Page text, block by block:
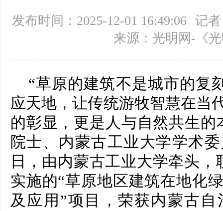
发布时间：2025-12-01 16:49:06
记
来源：光明网-《
“草原的建筑不是城市的复
应天地，让传统游牧智慧在当
的彰显，更是人与自然共生的
院士、内蒙古工业大学学术
日，由内蒙古工业大学牵头
实施的“草原地区建筑在地化
及应用”项目，荣获内蒙古